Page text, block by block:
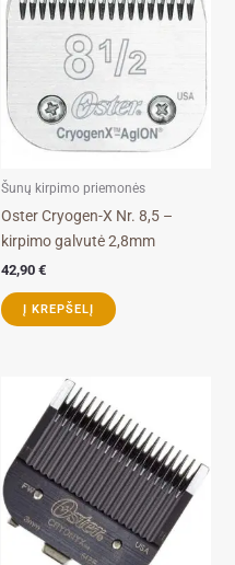
Šunų kirpimo priemonės
Oster Cryogen-X Nr. 8,5 –
kirpimo galvutė 2,8mm
42,90 €
Į KREPŠELĮ